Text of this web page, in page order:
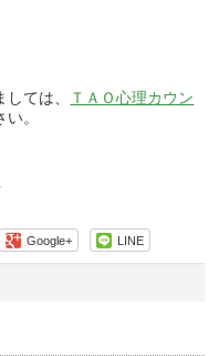
ては、
ＴＡＯ心理カウン
。
Google+ LINE